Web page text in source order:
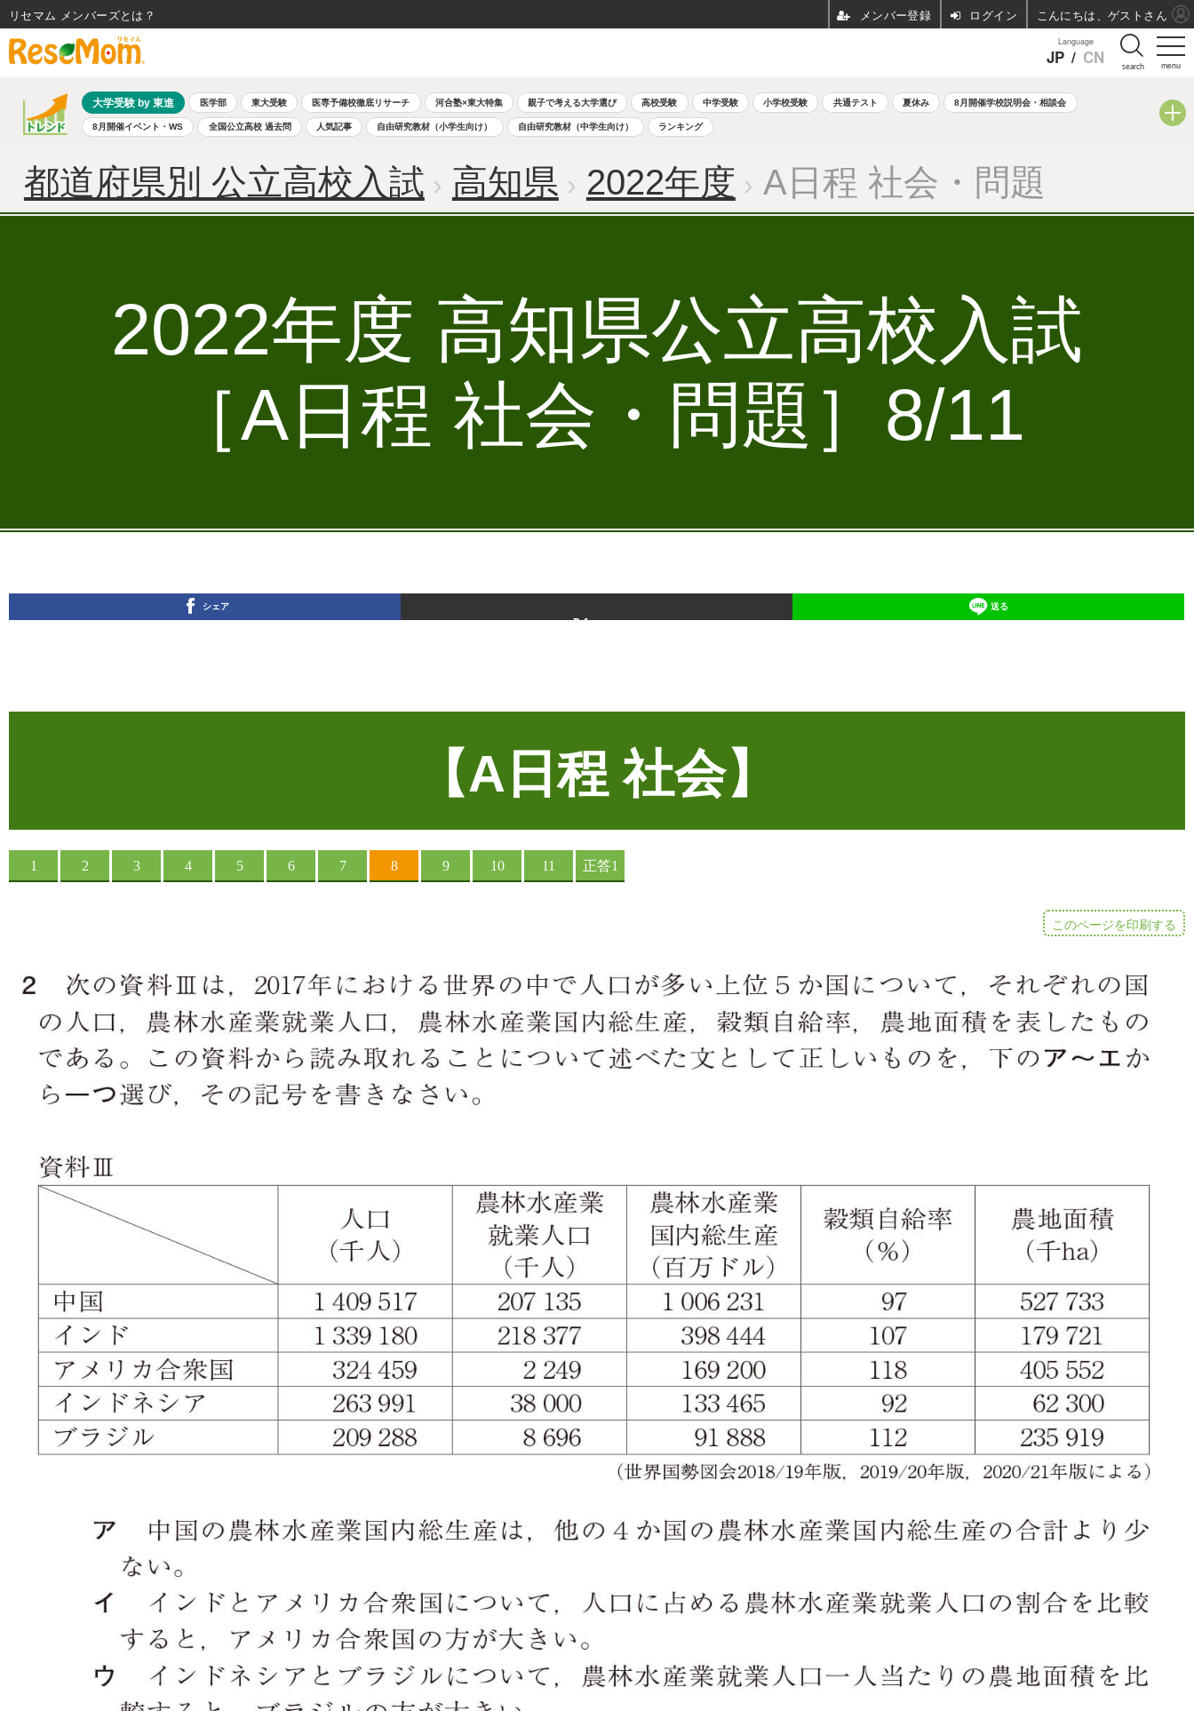
menu
Language
JP / CN search
大学受験 by 東進 医学部 東大受験 医専予備校徹底リサーチ 河合塾×東大特集 親子で考える大学選び 高校受験 中学受験 小学校受験 共通テスト 夏休み 8月開催学校説明会・相談会
8月開催イベント・WS 全国公立高校 過去問 人気記事 自由研究教材（小学生向け） 自由研究教材（中学生向け） ランキング
都道府県別 公立高校入試 高知県 2022年度 A日程 社会・問題
2022年度 高知県公立高校入試
［A日程 社会・問題］8/11
シェア 送る
【A日程 社会】
このページを印刷する
リセマム メンバーズ ログイン こんにちは、ゲストさん